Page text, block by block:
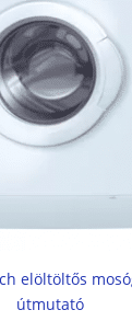
elöltöltős
útmutató